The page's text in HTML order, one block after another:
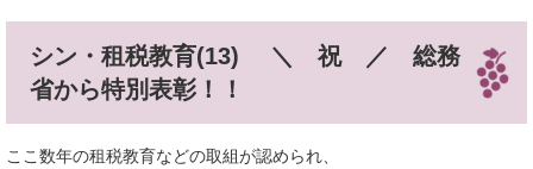
シン・租税教育(13) ＼ 祝 ／ 総務
省から特別表彰！！
ここ数年の租税教育などの取組が認められ、